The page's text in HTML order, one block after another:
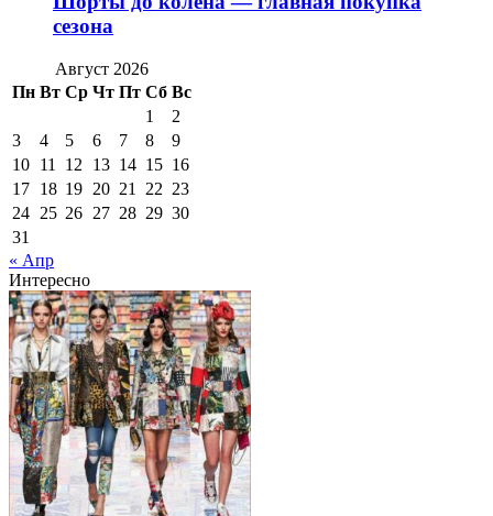
сезона
Август 2026
Пн Вт Ср Чт Пт Сб Вс
1
2
3
4 5 6 7 8
9
10 11 12 13 14 15 16
17 18 19 20 21 22 23
24 25 26 27 28 29 30
31
« Апр
Интересно